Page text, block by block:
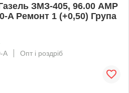
ЗМЗ-405, 96.00 AMP
A Ремонт 1 (+0,50) Група
A
Опт і роздріб